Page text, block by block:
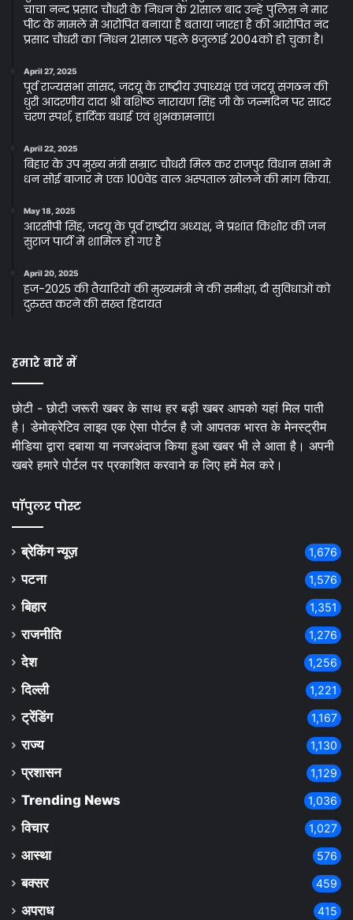
चाचा नन्द प्रसाद चौधरी के निधन के 21साल बाद उन्हे पुलिस ने मार
पीट के मामले मे आरोपित बनाया है बताया जारहा है की आरोपित नंद
प्रसाद चौधरी का निधन 21साल पहले 8जुलाई 2004को हो चुका है।
April 27, 2025
पूर्व राज्यसभा सांसद, जदयू के राष्ट्रीय उपाध्यक्ष एवं जदयू संगठन की
धुरी आदरणीय दादा श्री बशिष्ठ नारायण सिंह जी के जन्मदिन पर सादर
चरण स्पर्श, हार्दिक बधाई एवं शुभकामनाएं।
April 22, 2025
बिहार के उप मुख्य मंत्री सम्राट चौधरी मिल कर राजपुर विधान सभा मे
धन सोई बाजार मे एक 100वेड वाल अस्पताल खोलने की मांग किया.
May 18, 2025
आरसीपी सिंह, जदयू के पूर्व राष्ट्रीय अध्यक्ष, ने प्रशांत किशोर की जन
सुराज पार्टी में शामिल हो गए हैं
April 20, 2025
हज-2025 की तैयारियों की मुख्यमंत्री ने की समीक्षा, दी सुविधाओं को
दुरुस्त करने की सख्त हिदायत
हमारे बारें में
छोटी - छोटी जरूरी खबर के साथ हर बड़ी खबर आपको यहां मिल पाती
है। डेमोक्रेटिव लाइव एक ऐसा पोर्टल है जो आपतक भारत के मेनस्ट्रीम
मीडिया द्वारा दबाया या नजरअंदाज किया हुआ खबर भी ले आता है। अपनी
खबरे हमारे पोर्टल पर प्रकाशित करवाने क लिए हमें मेल करे।
पॉपुलर पोस्ट
ब्रेकिंग न्यूज़ 1,676
पटना 1,576
बिहार 1,351
राजनीति 1,276
देश 1,256
दिल्ली 1,221
ट्रेंडिंग 1,167
राज्य 1,130
प्रशासन 1,129
Trending News 1,036
विचार 1,027
आस्था 576
बक्सर 459
अपराध 415